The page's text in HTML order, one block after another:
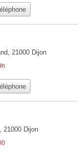
21000 Dijon
21000 Dijon